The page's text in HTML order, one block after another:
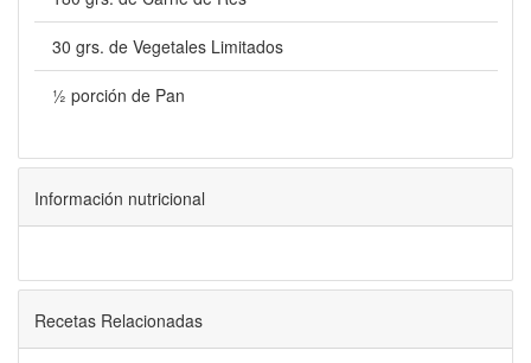
30 grs. de Vegetales Limitados
½ porción de Pan
Información nutricional
Recetas Relacionadas